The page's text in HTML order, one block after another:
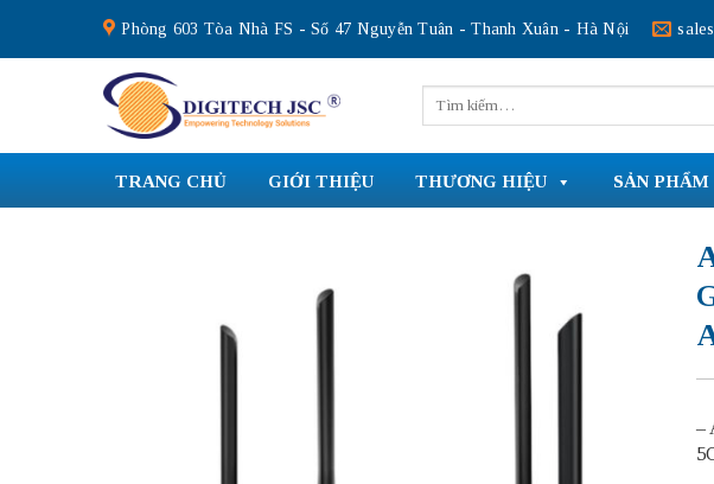
content
Phòng 603 Tòa Nhà FS - Số 47 Nguyễn Tuân - Thanh Xuân - Hà Nội
kiếm:
TRANG CHỦ GIỚI THIỆU THƯƠNG HIỆU SẢN PHẨM
–